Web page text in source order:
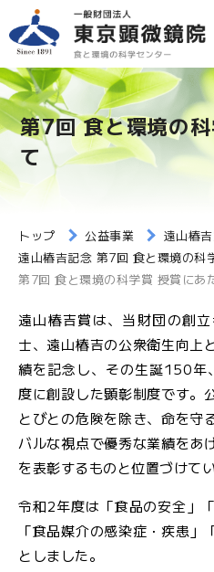
各種検査・サービス
戻る
食品等の検査
検便(腸内細菌検査)
簡易専用水道検査
各種検査窓口のご案内
衛生検査とHACCP
環境検査
研修・セミナー
JFS規格の監査・取得支援
各検査のご依頼用紙
財団情報
アクセス
採用情報
食と環境のコラム
公益事業
査
窓
口
第7回 食と環境の
て
トップ 公益事業
遠山椿
遠山椿吉記念 第7回 食と環境の科
第7回 食と環境の科学賞 授賞にあ
遠山椿吉賞は、当財団の創
士、遠山椿吉の公衆衛生向上
績を記念し、その生誕150
度に創設した顕彰制度です。
とびとの危険を除き、命を守
バルな視点で優秀な業績をあ
を表彰するものと位置づけてい
令和2年度は「食品の安全」
「食品媒介の感染症・疾患
としました。